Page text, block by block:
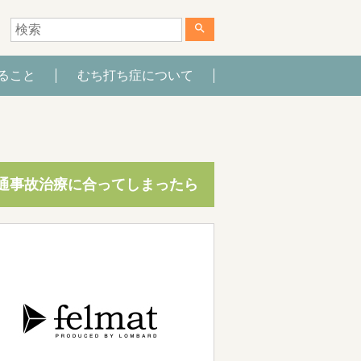
search
こと むち打ち症について
事故治療に合ってしまったら